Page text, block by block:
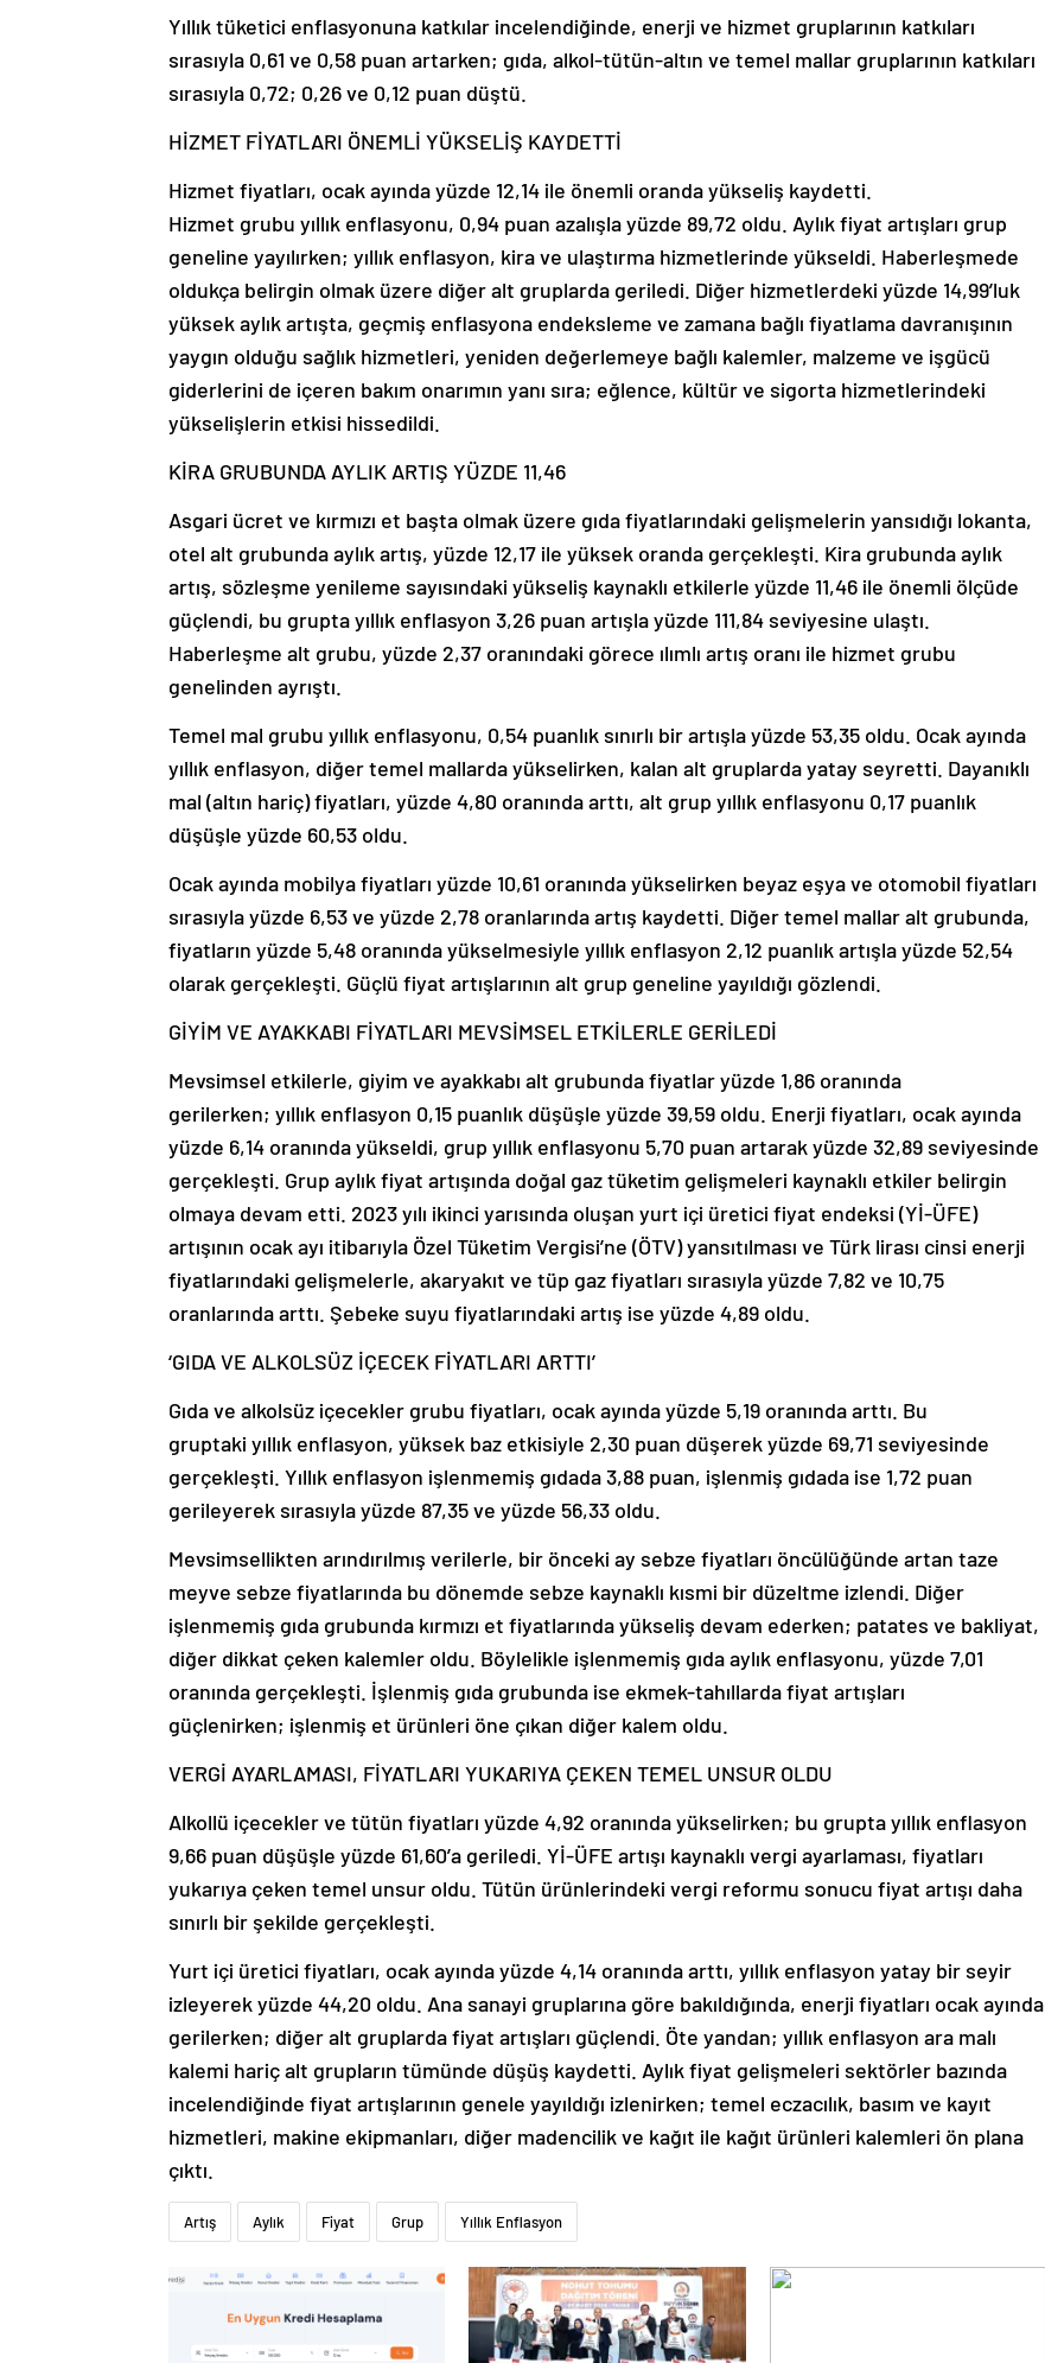
Yıllık tüketici enflasyonuna katkılar incelendiğinde, enerji ve hizmet gruplarının katkıları
sırasıyla 0,61 ve 0,58 puan artarken; gıda, alkol-tütün-altın ve temel mallar gruplarının katkıları
sırasıyla 0,72; 0,26 ve 0,12 puan düştü.
HİZMET FİYATLARI ÖNEMLİ YÜKSELİŞ KAYDETTİ
Hizmet fiyatları, ocak ayında yüzde 12,14 ile önemli oranda yükseliş kaydetti.
Hizmet grubu yıllık enflasyonu, 0,94 puan azalışla yüzde 89,72 oldu. Aylık fiyat artışları grup
geneline yayılırken; yıllık enflasyon, kira ve ulaştırma hizmetlerinde yükseldi. Haberleşmede
oldukça belirgin olmak üzere diğer alt gruplarda geriledi. Diğer hizmetlerdeki yüzde 14,99’luk
yüksek aylık artışta, geçmiş enflasyona endeksleme ve zamana bağlı fiyatlama davranışının
yaygın olduğu sağlık hizmetleri, yeniden değerlemeye bağlı kalemler, malzeme ve işgücü
giderlerini de içeren bakım onarımın yanı sıra; eğlence, kültür ve sigorta hizmetlerindeki
yükselişlerin etkisi hissedildi.
KİRA GRUBUNDA AYLIK ARTIŞ YÜZDE 11,46
Asgari ücret ve kırmızı et başta olmak üzere gıda fiyatlarındaki gelişmelerin yansıdığı lokanta,
otel alt grubunda aylık artış, yüzde 12,17 ile yüksek oranda gerçekleşti. Kira grubunda aylık
artış, sözleşme yenileme sayısındaki yükseliş kaynaklı etkilerle yüzde 11,46 ile önemli ölçüde
güçlendi, bu grupta yıllık enflasyon 3,26 puan artışla yüzde 111,84 seviyesine ulaştı.
Haberleşme alt grubu, yüzde 2,37 oranındaki görece ılımlı artış oranı ile hizmet grubu
genelinden ayrıştı.
Temel mal grubu yıllık enflasyonu, 0,54 puanlık sınırlı bir artışla yüzde 53,35 oldu. Ocak ayında
yıllık enflasyon, diğer temel mallarda yükselirken, kalan alt gruplarda yatay seyretti. Dayanıklı
mal (altın hariç) fiyatları, yüzde 4,80 oranında arttı, alt grup yıllık enflasyonu 0,17 puanlık
düşüşle yüzde 60,53 oldu.
Ocak ayında mobilya fiyatları yüzde 10,61 oranında yükselirken beyaz eşya ve otomobil fiyatları
sırasıyla yüzde 6,53 ve yüzde 2,78 oranlarında artış kaydetti. Diğer temel mallar alt grubunda,
fiyatların yüzde 5,48 oranında yükselmesiyle yıllık enflasyon 2,12 puanlık artışla yüzde 52,54
olarak gerçekleşti. Güçlü fiyat artışlarının alt grup geneline yayıldığı gözlendi.
GİYİM VE AYAKKABI FİYATLARI MEVSİMSEL ETKİLERLE GERİLEDİ
Mevsimsel etkilerle, giyim ve ayakkabı alt grubunda fiyatlar yüzde 1,86 oranında
gerilerken; yıllık enflasyon 0,15 puanlık düşüşle yüzde 39,59 oldu. Enerji fiyatları, ocak ayında
yüzde 6,14 oranında yükseldi, grup yıllık enflasyonu 5,70 puan artarak yüzde 32,89 seviyesinde
gerçekleşti. Grup aylık fiyat artışında doğal gaz tüketim gelişmeleri kaynaklı etkiler belirgin
olmaya devam etti. 2023 yılı ikinci yarısında oluşan yurt içi üretici fiyat endeksi (Yİ-ÜFE)
artışının ocak ayı itibarıyla Özel Tüketim Vergisi’ne (ÖTV) yansıtılması ve Türk lirası cinsi enerji
fiyatlarındaki gelişmelerle, akaryakıt ve tüp gaz fiyatları sırasıyla yüzde 7,82 ve 10,75
oranlarında arttı. Şebeke suyu fiyatlarındaki artış ise yüzde 4,89 oldu.
‘GIDA VE ALKOLSÜZ İÇECEK FİYATLARI ARTTI’
Gıda ve alkolsüz içecekler grubu fiyatları, ocak ayında yüzde 5,19 oranında arttı. Bu
gruptaki yıllık enflasyon, yüksek baz etkisiyle 2,30 puan düşerek yüzde 69,71 seviyesinde
gerçekleşti. Yıllık enflasyon işlenmemiş gıdada 3,88 puan, işlenmiş gıdada ise 1,72 puan
gerileyerek sırasıyla yüzde 87,35 ve yüzde 56,33 oldu.
Mevsimsellikten arındırılmış verilerle, bir önceki ay sebze fiyatları öncülüğünde artan taze
meyve sebze fiyatlarında bu dönemde sebze kaynaklı kısmi bir düzeltme izlendi. Diğer
işlenmemiş gıda grubunda kırmızı et fiyatlarında yükseliş devam ederken; patates ve bakliyat,
diğer dikkat çeken kalemler oldu. Böylelikle işlenmemiş gıda aylık enflasyonu, yüzde 7,01
oranında gerçekleşti. İşlenmiş gıda grubunda ise ekmek-tahıllarda fiyat artışları
güçlenirken; işlenmiş et ürünleri öne çıkan diğer kalem oldu.
VERGİ AYARLAMASI, FİYATLARI YUKARIYA ÇEKEN TEMEL UNSUR OLDU
Alkollü içecekler ve tütün fiyatları yüzde 4,92 oranında yükselirken; bu grupta yıllık enflasyon
9,66 puan düşüşle yüzde 61,60’a geriledi. Yİ-ÜFE artışı kaynaklı vergi ayarlaması, fiyatları
yukarıya çeken temel unsur oldu. Tütün ürünlerindeki vergi reformu sonucu fiyat artışı daha
sınırlı bir şekilde gerçekleşti.
Yurt içi üretici fiyatları, ocak ayında yüzde 4,14 oranında arttı, yıllık enflasyon yatay bir seyir
izleyerek yüzde 44,20 oldu. Ana sanayi gruplarına göre bakıldığında, enerji fiyatları ocak ayında
gerilerken; diğer alt gruplarda fiyat artışları güçlendi. Öte yandan; yıllık enflasyon ara malı
kalemi hariç alt grupların tümünde düşüş kaydetti. Aylık fiyat gelişmeleri sektörler bazında
incelendiğinde fiyat artışlarının genele yayıldığı izlenirken; temel eczacılık, basım ve kayıt
hizmetleri, makine ekipmanları, diğer madencilik ve kağıt ile kağıt ürünleri kalemleri ön plana
çıktı.
Artış Aylık Fiyat Grup Yıllık Enflasyon